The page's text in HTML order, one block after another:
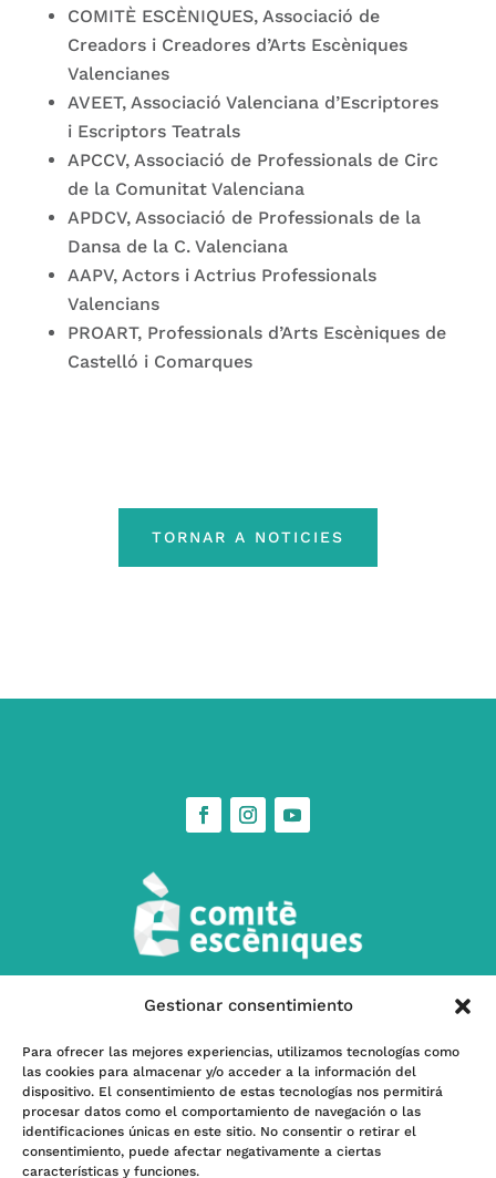
Gestionar consentimiento
Para ofrecer las mejores experiencias, utilizamos tecnologías como
las cookies para almacenar y/o acceder a la información del
dispositivo. El consentimiento de estas tecnologías nos permitirá
procesar datos como el comportamiento de navegación o las
identificaciones únicas en este sitio. No consentir o retirar el
consentimiento, puede afectar negativamente a ciertas
características y funciones.
COMITÈ ESCÈNIQUES, Associació de
Creadors i Creadores d’Arts Escèniques
Valencianes
AVEET, Associació Valenciana d’Escriptores
i Escriptors Teatrals
APCCV, Associació de Professionals de Circ
de la Comunitat Valenciana
APDCV, Associació de Professionals de la
Dansa de la C. Valenciana
AAPV, Actors i Actrius Professionals
Valencians
PROART, Professionals d’Arts Escèniques de
Castelló i Comarques
TORNAR A NOTICIES
w Contacta’ns
l Subscriu-te a nostra Newsletter